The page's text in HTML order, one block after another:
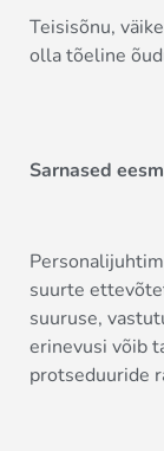
Teisisõnu,
olla tõeline
Sarnased
suurte
suuruse,
erinevusi võib
protseduuride